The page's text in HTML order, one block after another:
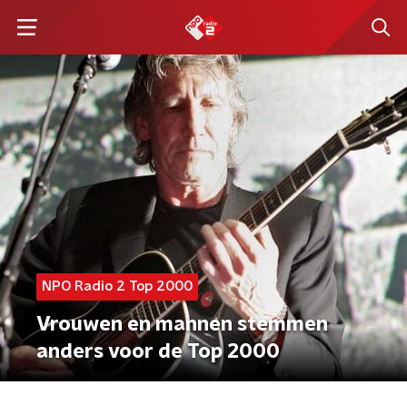
NPO Radio 2 Top 2000
Vrouwen en mannen stemmen
anders voor de Top 2000